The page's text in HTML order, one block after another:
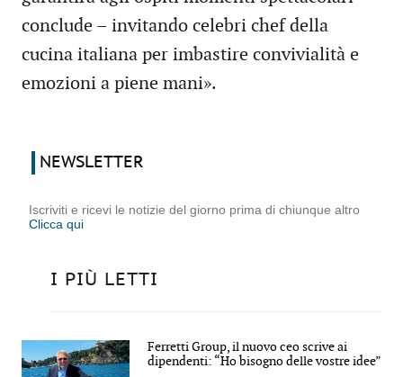
conclude – invitando celebri chef della
cucina italiana per imbastire convivialità e
emozioni a piene mani».
NEWSLETTER
Iscriviti e ricevi le notizie del giorno prima di chiunque altro
Clicca qui
I PIÙ LETTI
Ferretti Group, il nuovo ceo scrive ai
dipendenti: “Ho bisogno delle vostre idee”